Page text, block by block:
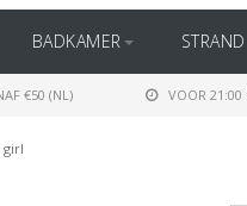
BADKAMER STRAND
€50 (NL) VOOR 21:00
girl